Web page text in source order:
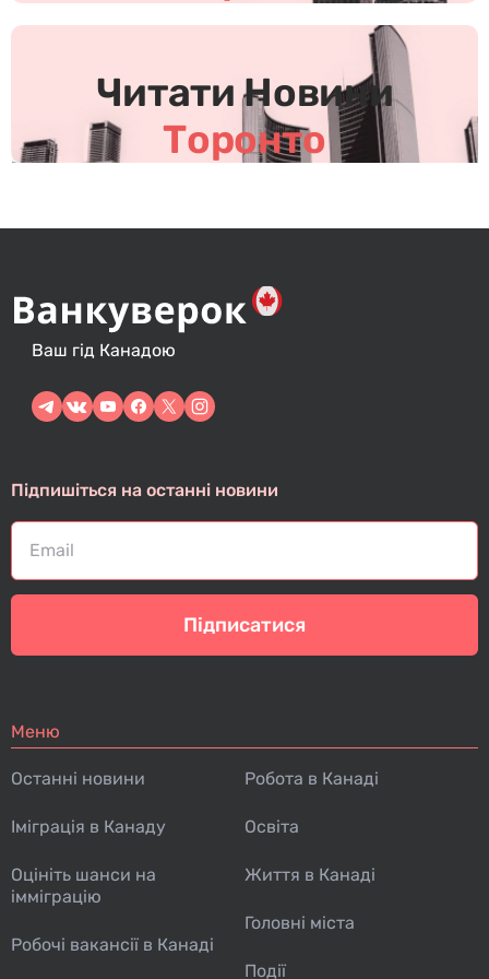
с
і
Читати Новини
Торонто
Ваш гід Канадою
Підпишіться на останні новини
Підписатися
Меню
Останні новини
Іміграція в Канаду
Оцініть шанси на
імміграцію
Робочі вакансії в Канаді
Робота в Канаді
Освіта
Життя в Канаді
Головні міста
Події